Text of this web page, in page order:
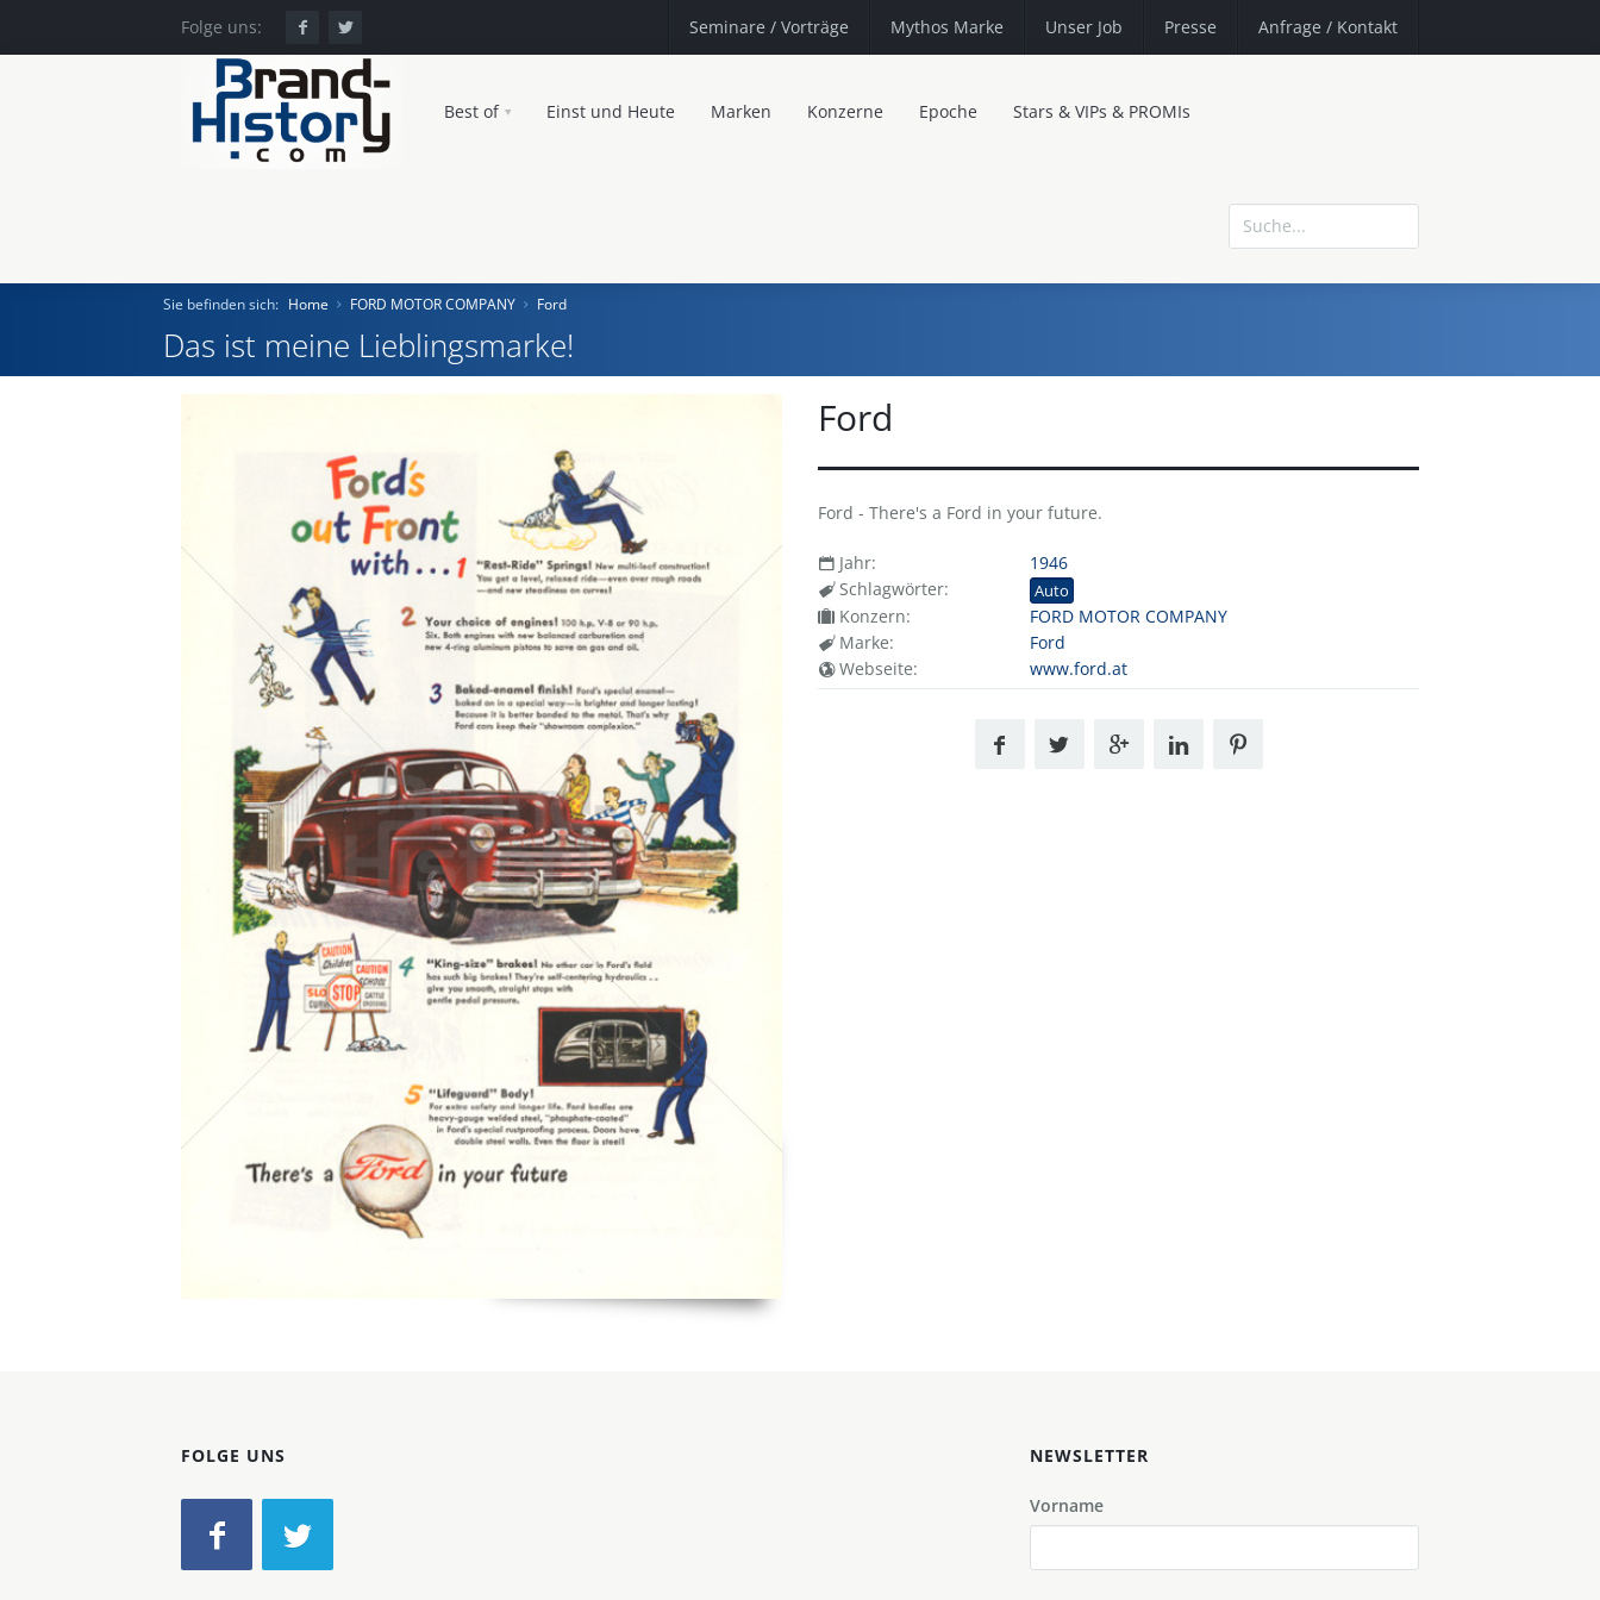
Folge uns: Seminare / Vorträge Mythos Marke Unser Job Presse Anfrage / Kontakt
Best of Einst und Heute Marken Konzerne Epoche Stars & VIPs & PROMIs
Home
Konzerne
Epoche
Sie befinden sich: Home FORD MOTOR COMPANY Ford
Das ist meine Lieblingsmarke!
Ford
Ford - There's a Ford in your future.
Jahr:
1946
Schlagwörter:
Auto
Konzern:
FORD MOTOR COMPANY
Marke:
Ford
Webseite:
www.ford.at
FOLGE UNS NEWSLETTER
Vorname